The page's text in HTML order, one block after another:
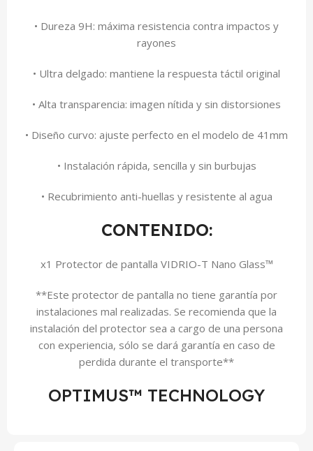
• Dureza 9H: máxima resistencia contra impactos y
rayones
• Ultra delgado: mantiene la respuesta táctil original
• Alta transparencia: imagen nítida y sin distorsiones
• Diseño curvo: ajuste perfecto en el modelo de 41mm
• Instalación rápida, sencilla y sin burbujas
• Recubrimiento anti-huellas y resistente al agua
CONTENIDO:
x1 Protector de pantalla VIDRIO-T Nano Glass™
**Este protector de pantalla no tiene garantía por
instalaciones mal realizadas. Se recomienda que la
instalación del protector sea a cargo de una persona
con experiencia, sólo se dará garantía en caso de
perdida durante el transporte**
OPTIMUS™ TECHNOLOGY